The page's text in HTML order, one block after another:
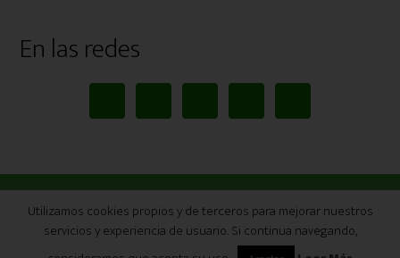
En las redes
COPYRIGHT © 2026 INDIA TE AYUDA
COPYRIGHT © 2026 ·ALTITUDE PROON GENESIS
·INICIAR SESIÓN
Utilizamos cookies propios y de terceros para mejorar nuestros
servicios y experiencia de usuario. Si continua navegando,